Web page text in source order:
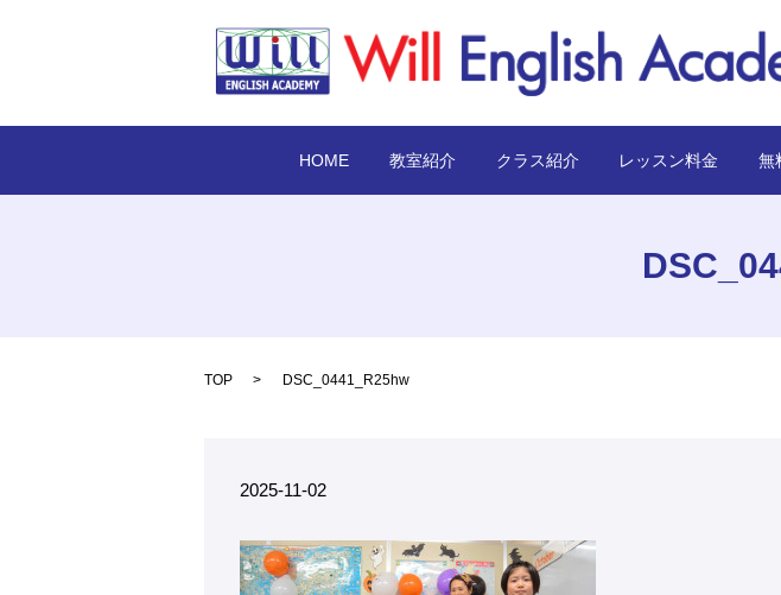
HOME 教室紹介 クラス紹介 レッスン料金 無
TOP DSC_0441_R25hw
2025-11-02